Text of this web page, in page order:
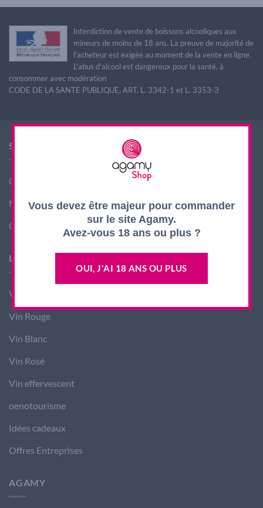
Interdiction de vente de boissons alcooliques aux
mineurs de moins de 18 ans. La preuve de majorité de
l'acheteur est exigée au moment de la vente en ligne.
L'abus d'alcool est dangereux pour la santé, à
consommer avec modération
CODE DE LA SANTE PUBLIQUE, ART. L. 3342-1 et L. 3353-3
SHOP AGAMY
Conditions générales de ventes
Mentions légales
Contact
LES PRODUITS AGAMY
Vin nouveau
Vin Rouge
Vin Blanc
Vin Rosé
Vin effervescent
oenotourisme
Idées cadeaux
Offres Entreprises
AGAMY
Vous devez être majeur pour commander
sur le site Agamy.
Avez-vous 18 ans ou plus ?
OUI, J'AI 18 ANS OU PLUS